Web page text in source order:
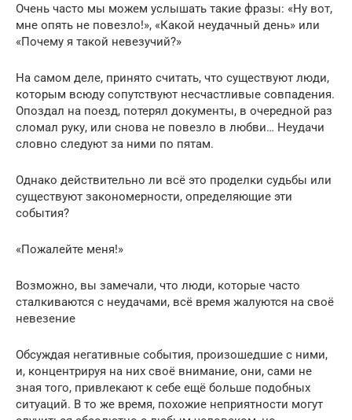
Очень часто мы можем услышать такие фразы: «Ну вот,
мне опять не повезло!», «Какой неудачный день» или
«Почему я такой невезучий?»
На самом деле, принято считать, что существуют люди,
которым всюду сопутствуют несчастливые совпадения.
Опоздал на поезд, потерял документы, в очередной раз
сломал руку, или снова не повезло в любви… Неудачи
словно следуют за ними по пятам.
Однако действительно ли всё это проделки судьбы или
существуют закономерности, определяющие эти
события?
«Пожалейте меня!»
Возможно, вы замечали, что люди, которые часто
сталкиваются с неудачами, всё время жалуются на своё
невезение
Обсуждая негативные события, произошедшие с ними,
и, концентрируя на них своё внимание, они, сами не
зная того, привлекают к себе ещё больше подобных
ситуаций. В то же время, похожие неприятности могут